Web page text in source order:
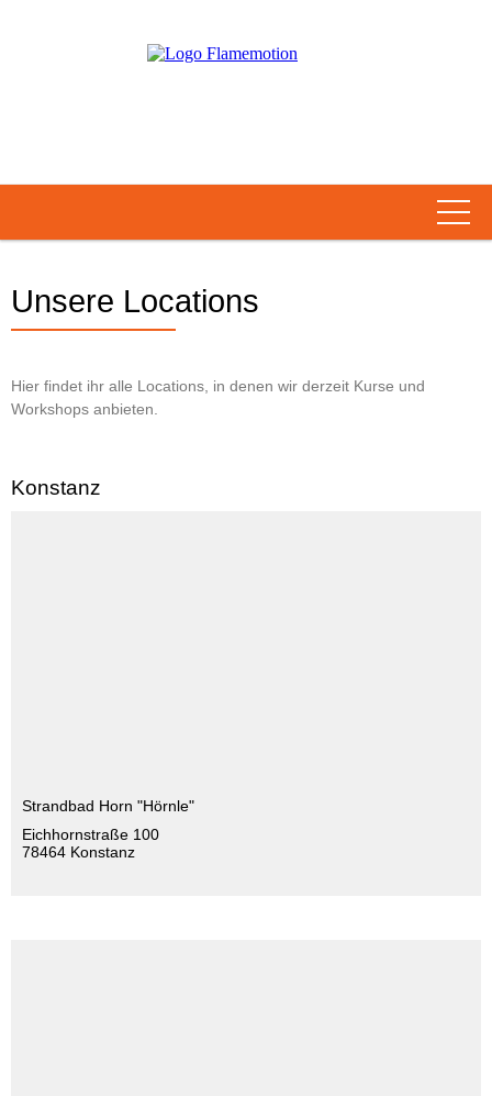
Tanz-Videos
Unsere Locations
Hier findet ihr alle Locations, in denen wir derzeit Kurse und
Workshops anbieten.
Konstanz
Strandbad Horn "Hörnle"
Eichhornstraße 100
78464 Konstanz